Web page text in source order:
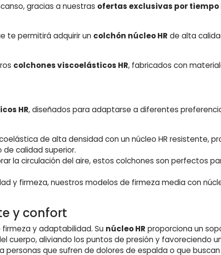
gracias a nuestras ofertas exclusivas por
te permitirá adquirir un colchón núcleo HR de alta
colchones viscoelásticos HR, fabricados con
HR, diseñados para adaptarse a diferentes
de alta densidad con un núcleo HR resistente,
calidad superior.
la circulación del aire, estos colchones son perfectos
y firmeza, nuestros modelos de firmeza media con
y confort
y adaptabilidad. Su núcleo HR proporciona un
cuerpo, aliviando los puntos de presión y favoreciendo
que sufren de dolores de espalda o que